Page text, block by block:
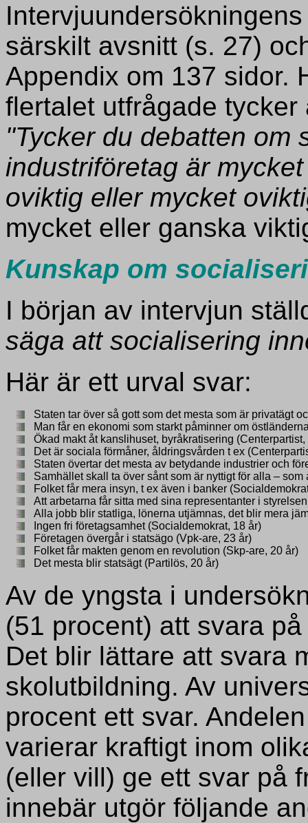
särskilt avsnitt (s. 27)
Appendix om 137 sidor.
flertalet utfrågade
"Tycker du debatten om
industriföretag är
oviktig eller mycket
mycket eller ganska
Kunskap om
I början av intervjun
säga att socialisering
Här är ett urval svar:
Staten tar över så gott som det mesta som är privatägt
Man får en ekonomi som starkt påminner om
Ökad makt åt kanslihuset, byråkratisering (Centerpartist,
Det är sociala förmåner, åldringsvården t ex
Staten övertar det mesta av betydande industrier och
Samhället skall ta över sånt som är nyttigt för alla –
Folket får mera insyn, t ex även i banker
Att arbetarna får sitta med sina representanter i
Alla jobb blir statliga, lönerna utjämnas, det blir mera
Ingen fri företagsamhet (Socialdemokrat, 18 år)
Företagen övergår i statsägo (Vpk-are, 23 år)
Folket får makten genom en revolution (Skp-are, 20 år)
Det mesta blir statsägt (Partilös, 20 år)
Av de yngsta i
(51 procent) att svara
Det blir lättare att svara
skolutbildning. Av
procent ett svar.
varierar kraftigt inom
(eller vill) ge ett svar på
innebär utgör följande